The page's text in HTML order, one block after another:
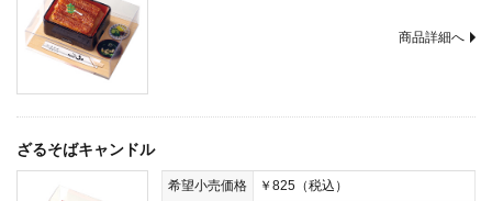
商品詳細へ
ざるそばキャンドル
希望小売価格 ￥825（税込）